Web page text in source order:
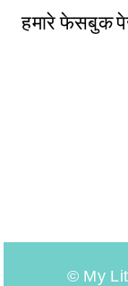
हमारे फेसबुक
© My